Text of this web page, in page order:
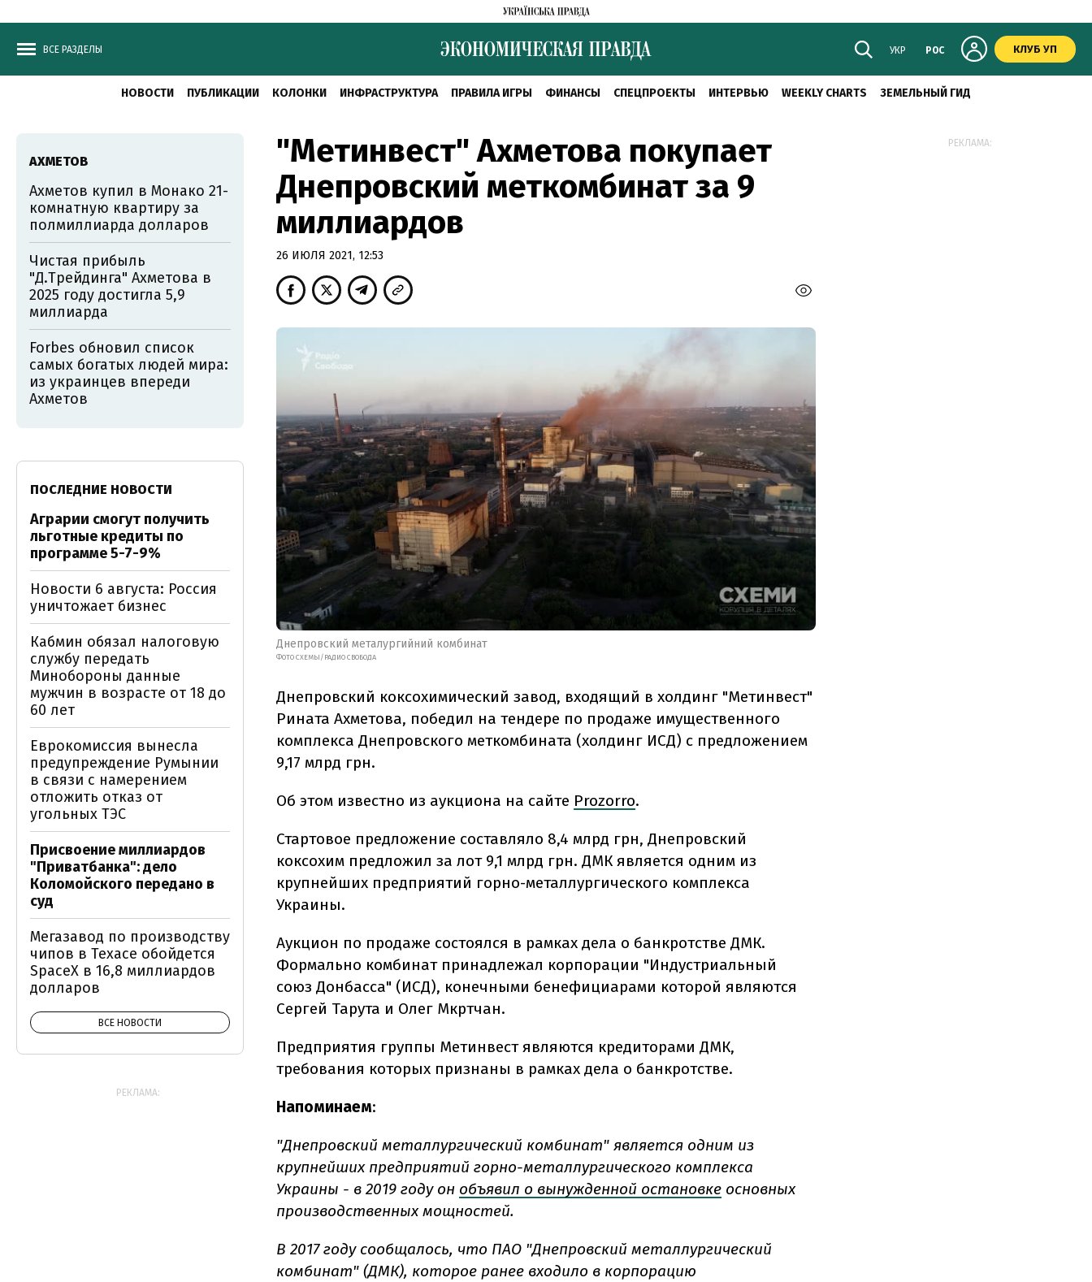
ВСЕ РАЗДЕЛЫ УКР РОС КЛУБ УП
НОВОСТИ ПУБЛИКАЦИИ КОЛОНКИ ИНФРАСТРУКТУРА ПРАВИЛА ИГРЫ ФИНАНСЫ СПЕЦПРОЕКТЫ ИНТЕРВЬЮ WEEKLY CHARTS ЗЕМЕЛЬНЫЙ ГИД
"Метинвест" Ахметова покупает
Днепровский меткомбинат за 9
миллиардов
26 ИЮЛЯ 2021, 12:53
Днепровский металургийний комбинат
ФОТО СХЕМЫ/РАДИО СВОБОДА
Днепровский коксохимический завод, входящий в холдинг "Метинвест"
Рината Ахметова, победил на тендере по продаже имущественного
комплекса Днепровского меткомбината (холдинг ИСД) с предложением
9,17 млрд грн.
Об этом известно из аукциона на сайте Prozorro.
Стартовое предложение составляло 8,4 млрд грн, Днепровский
коксохим предложил за лот 9,1 млрд грн. ДМК является одним из
крупнейших предприятий горно-металлургического комплекса
Украины.
Аукцион по продаже состоялся в рамках дела о банкротстве ДМК.
Формально комбинат принадлежал корпорации "Индустриальный
союз Донбасса" (ИСД), конечными бенефициарами которой являются
Сергей Тарута и Олег Мкртчан.
Предприятия группы Метинвест являются кредиторами ДМК,
требования которых признаны в рамках дела о банкротстве.
Напоминаем:
"Днепровский металлургический комбинат" является одним из
крупнейших предприятий горно-металлургического комплекса
Украины - в 2019 году он объявил о вынужденной остановке основных
производственных мощностей.
В 2017 году сообщалось, что ПАО "Днепровский металлургический
комбинат" (ДМК), которое ранее входило в корпорацию
АХМЕТОВ
Ахметов купил в Монако 21-
комнатную квартиру за
полмиллиарда долларов
Чистая прибыль
"Д.Трейдинга" Ахметова в
2025 году достигла 5,9
миллиарда
Forbes обновил список
самых богатых людей мира:
из украинцев впереди
Ахметов
ПОСЛЕДНИЕ НОВОСТИ
Аграрии смогут получить
льготные кредиты по
программе 5-7-9%
Новости 6 августа: Россия
уничтожает бизнес
Кабмин обязал налоговую
службу передать
Минобороны данные
мужчин в возрасте от 18 до
60 лет
Еврокомиссия вынесла
предупреждение Румынии
в связи с намерением
отложить отказ от
угольных ТЭС
Присвоение миллиардов
"Приватбанка": дело
Коломойского передано в
суд
Мегазавод по производству
чипов в Техасе обойдется
SpaceX в 16,8 миллиардов
долларов
ВСЕ НОВОСТИ
РЕКЛАМА:
РЕКЛАМА: